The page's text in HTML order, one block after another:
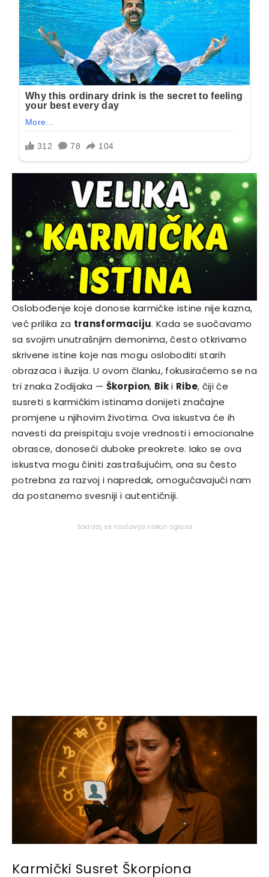
Oslobođenje koje donose karmičke istine nije kazna,
već prilika za transformaciju. Kada se suočavamo
sa svojim unutrašnjim demonima, često otkrivamo
skrivene istine koje nas mogu osloboditi starih
obrazaca i iluzija. U ovom članku, fokusiraćemo se na
tri znaka Zodijaka — Škorpion, Biki Ribe, čiji će
susreti s karmičkim istinama donijeti značajne
promjene u njihovim životima. Ova iskustva će ih
navesti da preispitaju svoje vrednosti i emocionalne
obrasce, donoseći duboke preokrete. Iako se ova
iskustva mogu činiti zastrašujućim, ona su često
potrebna za razvoj i napredak, omogućavajući nam
da postanemo svesniji i autentičniji.
Sadržaj se nastavlja nakon oglasa
Karmički Susret Škorpiona